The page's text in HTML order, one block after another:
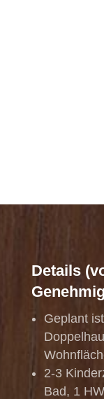
Details
Geplant
2-3
Bad, 1